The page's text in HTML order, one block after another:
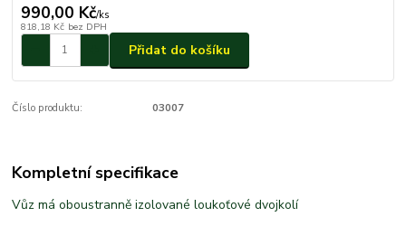
990,00 Kč/ks
818,18 Kč bez DPH
Přidat do košíku
Číslo produktu: 03007
Kompletní specifikace
Vůz má oboustranně izolované loukoťové dvojkolí